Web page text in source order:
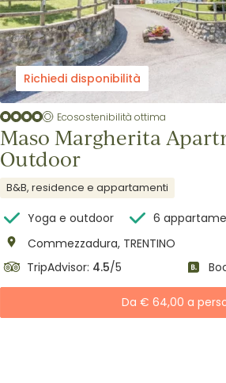
Richiedi disponibilità
Ecosostenibilità ottima
Maso Margherita
Outdoor
B&B, residence e appartamenti
Yoga e outdoor
6
Commezzadura, TRENTINO
TripAdvisor: 4.5/5
Da € 64,00 a